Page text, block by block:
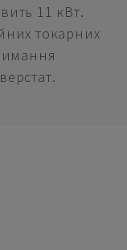
11 кВт.
токарних